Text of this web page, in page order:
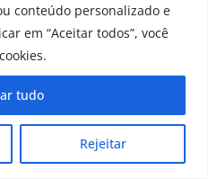
conteúdo personalizado e
em “Aceitar todos”, você
Rejeitar
tudo
câncer de cabeça e pescoço
pode estar ignorando